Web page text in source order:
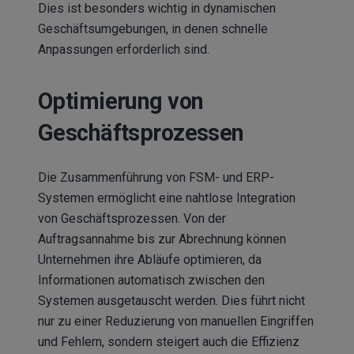
Dies ist besonders wichtig in dynamischen
Geschäftsumgebungen, in denen schnelle
Anpassungen erforderlich sind.
Optimierung von
Geschäftsprozessen
Die Zusammenführung von FSM- und ERP-
Systemen ermöglicht eine nahtlose Integration
von Geschäftsprozessen. Von der
Auftragsannahme bis zur Abrechnung können
Unternehmen ihre Abläufe optimieren, da
Informationen automatisch zwischen den
Systemen ausgetauscht werden. Dies führt nicht
nur zu einer Reduzierung von manuellen Eingriffen
und Fehlern, sondern steigert auch die Effizienz